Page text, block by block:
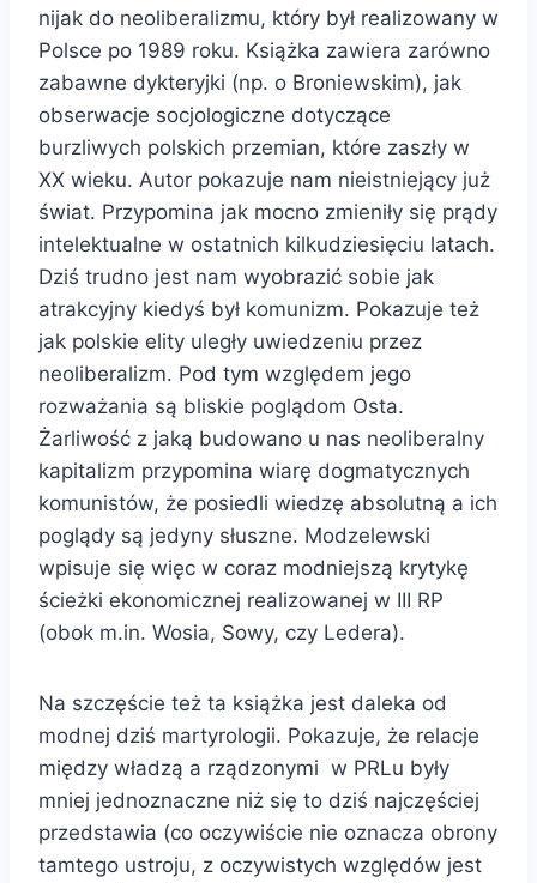
nijak do neoliberalizmu, który był realizowany w
Polsce po 1989 roku. Książka zawiera zarówno
zabawne dykteryjki (np. o Broniewskim), jak
obserwacje socjologiczne dotyczące
burzliwych polskich przemian, które zaszły w
XX wieku. Autor pokazuje nam nieistniejący już
świat. Przypomina jak mocno zmieniły się prądy
intelektualne w ostatnich kilkudziesięciu latach.
Dziś trudno jest nam wyobrazić sobie jak
atrakcyjny kiedyś był komunizm. Pokazuje też
jak polskie elity uległy uwiedzeniu przez
neoliberalizm. Pod tym względem jego
rozważania są bliskie poglądom Osta.
Żarliwość z jaką budowano u nas neoliberalny
kapitalizm przypomina wiarę dogmatycznych
komunistów, że posiedli wiedzę absolutną a ich
poglądy są jedyny słuszne. Modzelewski
wpisuje się więc w coraz modniejszą krytykę
ścieżki ekonomicznej realizowanej w III RP
(obok m.in. Wosia, Sowy, czy Ledera).
Na szczęście też ta książka jest daleka od
modnej dziś martyrologii. Pokazuje, że relacje
między władzą a rządzonymi w PRLu były
mniej jednoznaczne niż się to dziś najczęściej
przedstawia (co oczywiście nie oznacza obrony
tamtego ustroju, z oczywistych względów jest